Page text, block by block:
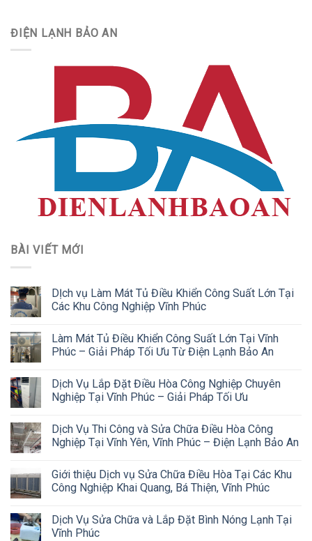
ĐIỆN LẠNH BẢO AN
BÀI VIẾT MỚI
DỊch vụ Làm Mát Tủ Điều Khiển Công Suất Lớn Tại
Các Khu Công Nghiệp Vĩnh Phúc
Làm Mát Tủ Điều Khiển Công Suất Lớn Tại Vĩnh
Phúc – Giải Pháp Tối Ưu Từ Điện Lạnh Bảo An
Dịch Vụ Lắp Đặt Điều Hòa Công Nghiệp Chuyên
Nghiệp Tại Vĩnh Phúc – Giải Pháp Tối Ưu
Dịch Vụ Thi Công và Sửa Chữa Điều Hòa Công
Nghiệp Tại Vĩnh Yên, Vĩnh Phúc – Điện Lạnh Bảo An
Giới thiệu Dịch vụ Sửa Chữa Điều Hòa Tại Các Khu
Công Nghiệp Khai Quang, Bá Thiện, Vĩnh Phúc
Dịch Vụ Sửa Chữa và Lắp Đặt Bình Nóng Lạnh Tại
Vĩnh Phúc